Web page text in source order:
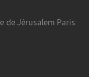
de Jérusalem Paris